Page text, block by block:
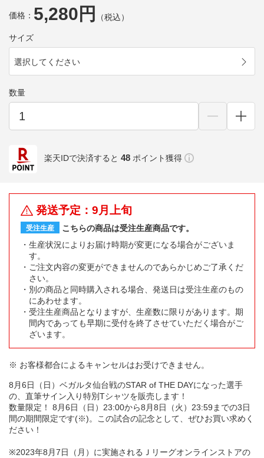
価格： 5,280円 （税込）
サイズ
選択してください
数量
楽天IDで決済すると 48 ポイント獲得
発送予定：9月上旬
受注生産
こちらの商品は受注生産商品です。
生産状況によりお届け時期が変更になる場合がございま
す。
ご注文内容の変更ができませんのであらかじめご了承くだ
さい。
別の商品と同時購入される場合、発送日は受注生産のもの
にあわせます。
受注生産商品となりますが、生産数に限りがあります。期
間内であっても早期に受付を終了させていただく場合がご
ざいます。
※ お客様都合によるキャンセルはお受けできません。
8月6日（日）ベガルタ仙台戦のSTAR of THE DAYになった選手
の、直筆サイン入り特別Tシャツを販売します！
数量限定！ 8月6日（日）23:00から8月8日（火）23:59までの3日
間の期間限定です(※)。この試合の記念として、ぜひお買い求めく
ださい！
※2023年8月7日（月）に実施されるＪリーグオンラインストアの